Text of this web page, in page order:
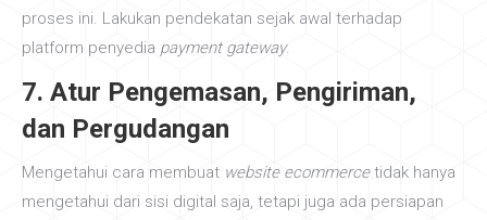
proses ini. Lakukan pendekatan sejak awal terhadap
platform penyedia payment gateway.
7. Atur Pengemasan, Pengiriman,
dan Pergudangan
Mengetahui cara membuat website ecommercetidak hanya
mengetahui dari sisi digital saja, tetapi juga ada persiapan